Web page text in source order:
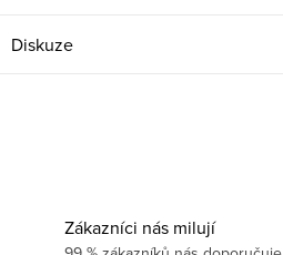
Diskuze
Zákazníci nás milují